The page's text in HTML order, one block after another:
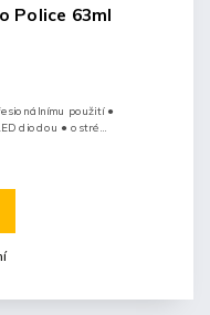
Police 63ml
použití ●